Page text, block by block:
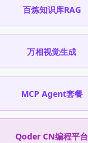
百炼知识库RAG
万相视觉生成
MCP Agent套餐
Qoder CN编程平台